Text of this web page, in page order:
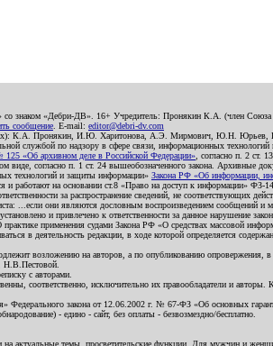
со знаком «Дебри-ДВ». 16+ Учредитель: Пронякин К.А. (член
сообщение . E-mail: editor@debri-dv.com
К.А. Пронякин, И.Ю. Харитонова, А.Э. Мирмович, Ю.Н.
службой по надзору в сфере связи, информационных
«Об архивном деле в Российской Федерации» , согласно п. 2 ст.
согласно п. 1 ст. 24 вышеобозначенного закона. Архивные
технологий и защиты информации» Закона РФ «Об информации,
и работают на основании ст.8 «Право на доступ к информации» ФЗ-
за распространение сведений, не соответствующих
...если они являются дословным воспроизведением сообщений
и привлечено к ответственности за данное нарушение
применения судами Закона РФ «О средствах массовой
в деятельность редакции, в ходе которой определяется
возложению на авторов, а по опубликованию опровержения,
Н.В.Пестовой.
с авторами.
соответственно, исключительно их правообладатели и
закона от 12.06.2002 г. № 67-ФЗ «Об основных
- едино - сайт, без оплаты - безвозмездно/бесплатно.
актуальные темы, просветительские функции. Для мужчин и